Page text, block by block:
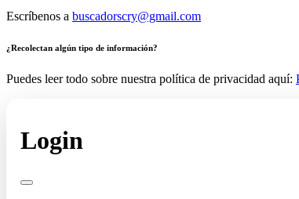
Escríbenos a buscadorscry@gmail.com
¿Recolectan algún tipo de información?
Puedes leer todo sobre nuestra política de privacidad aquí:
Login